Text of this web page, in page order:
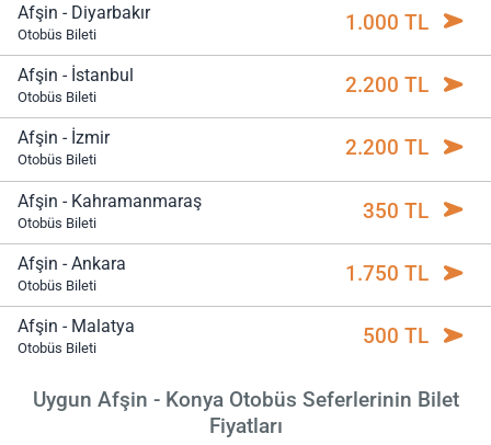
Afşin - Diyarbakır
Otobüs Bileti 1.000 TL
Afşin - İstanbul
Otobüs Bileti 2.200 TL
Afşin - İzmir
Otobüs Bileti 2.200 TL
Afşin - Kahramanmaraş
Otobüs Bileti 350 TL
Afşin - Ankara
Otobüs Bileti 1.750 TL
Afşin - Malatya
Otobüs Bileti 500 TL
Uygun Afşin - Konya Otobüs Seferlerinin Bilet
Fiyatları